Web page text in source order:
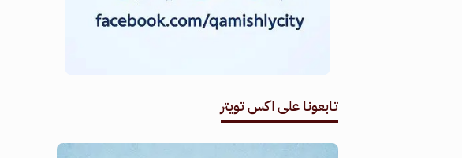
تابعونا على اكس تويتر